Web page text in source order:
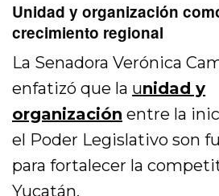
Unidad y organización
crecimiento regional
La Senadora Verónica
enfatizó que la unidad y
organización entre la
el Poder Legislativo son
para fortalecer la
Yucatán.